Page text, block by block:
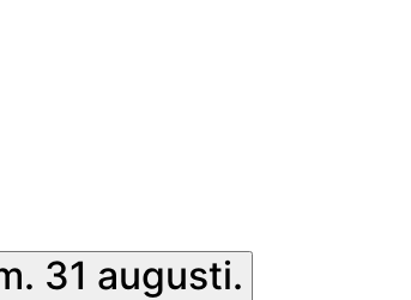
31 augusti.